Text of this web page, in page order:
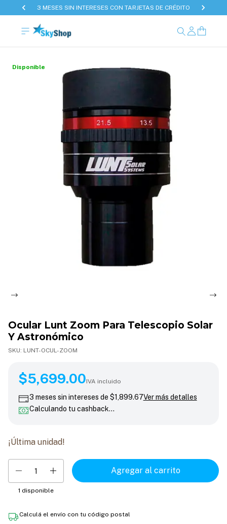
3 MESES SIN INTERESES CON TARJETAS DE CRÉDITO
Disponible
Ocular Lunt Zoom Para Telescopio Solar
Y Astronómico
SKU: LUNT-OCUL-ZOOM
$5,699.00
$5,699.00IVA incluido
3 meses sin intereses de $1,899.67Ver más detalles
Calculando tu cashback…
¡Última unidad!
1 disponible
Calculá el envío con tu código postal